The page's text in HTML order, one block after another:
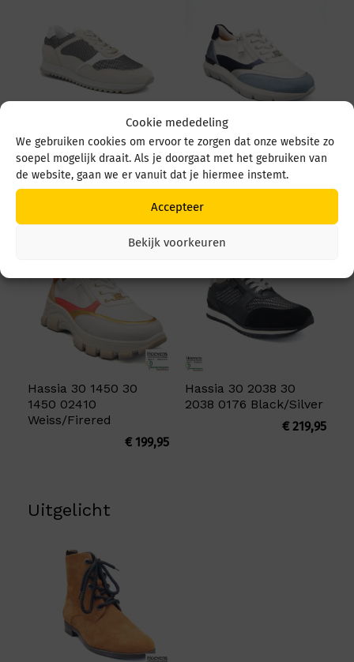
Cookie mededeling
We gebruiken cookies om ervoor te zorgen dat onze website zo
soepel mogelijk draait. Als je doorgaat met het gebruiken van
de website, gaan we er vanuit dat je hiermee instemt.
Accepteer
Bekijk voorkeuren
Hassia 30 2066 30
2066 1301
Sand/Schwarz
Hassia 30 1350 30 1350
0232 Weiss/Blue
€
Hassia 30 1450 30
1450 02410
Weiss/Firered
€199,95
Hassia 30 2038 30
2038 0176 Black/Silver
€219,95
Uitgelicht